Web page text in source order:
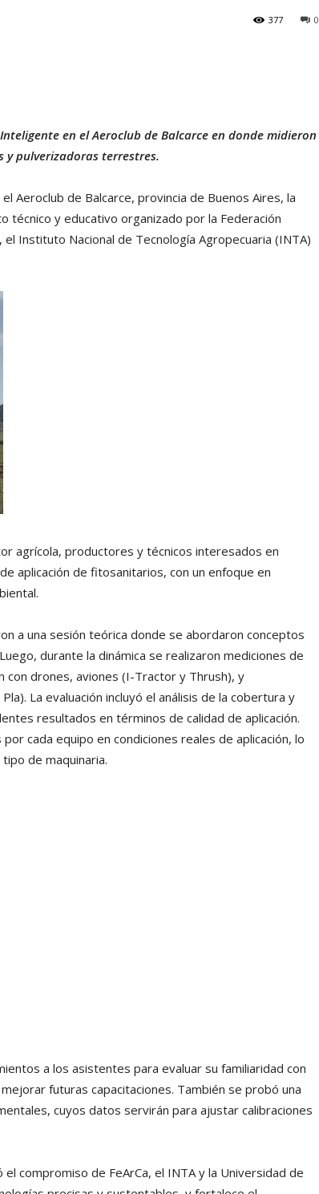
0
377
en el Aeroclub de Balcarce en donde midieron
y pulverizadoras terrestres.
Aeroclub de Balcarce, provincia de Buenos Aires, la
técnico y educativo organizado por la Federación
Instituto Nacional de Tecnología Agropecuaria (INTA)
agrícola, productores y técnicos interesados en
aplicación de fitosanitarios, con un enfoque en
a una sesión teórica donde se abordaron conceptos
durante la dinámica se realizaron mediciones de
drones, aviones (I-Tractor y Thrush), y
La evaluación incluyó el análisis de la cobertura y
resultados en términos de calidad de aplicación.
cada equipo en condiciones reales de aplicación, lo
de maquinaria.
a los asistentes para evaluar su familiaridad con
futuras capacitaciones. También se probó una
cuyos datos servirán para ajustar calibraciones
compromiso de FeArCa, el INTA y la Universidad de